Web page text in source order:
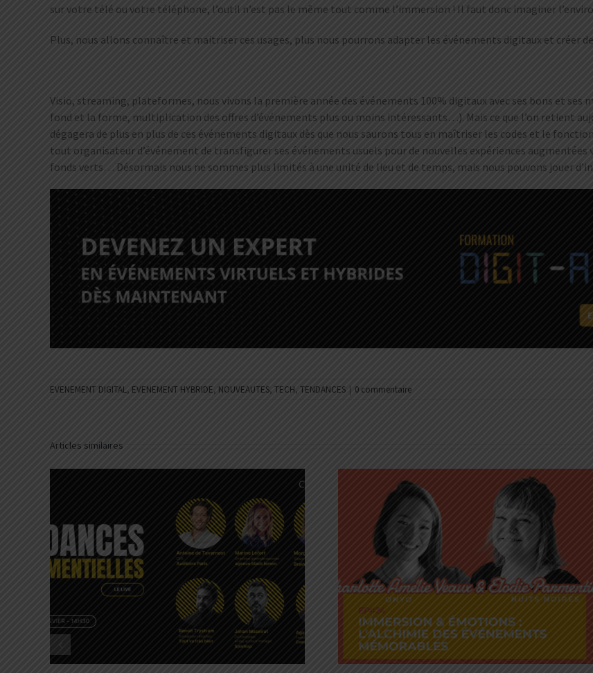
sur votre télé ou votre téléphone, l’outil n’est pas le même tout comme l’immersion ! Il faut donc imaginer
Plus, nous allons connaître et maitriser ces usages, plus nous pourrons adapter les événements digitaux et créer
Visio, streaming, plateformes, nous vivons la première année des événements 100% digitaux avec ses bons et ses
fond et la forme, multiplication des offres d’événements plus ou moins intéressants…). Mais ce que l’on retient
dégagera de plus en plus de ces événements digitaux dès que nous saurons tous en maîtriser les codes et le
tout organisateur d’événement de transfigurer ses événements usuels pour de nouvelles expériences
fonds verts… Désormais nous ne sommes plus limités à une unité de lieu et de temps, mais nous pouvons jouer
EVENEMENT DIGITAL, EVENEMENT HYBRIDE, NOUVEAUTES, TECH, TENDANCES | 0 commentaire
Articles similaires